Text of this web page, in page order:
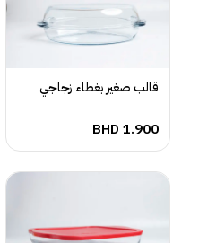
قالب صغير بغطاء زجاجي
BHD 1.900